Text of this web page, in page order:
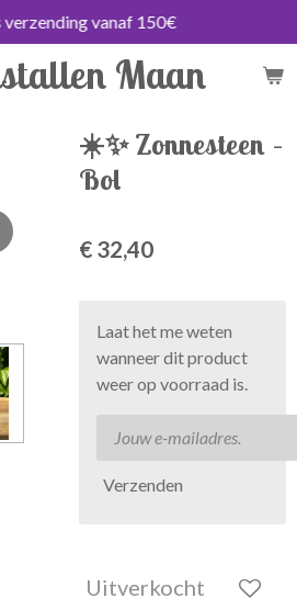
Maan
verzending vanaf 150€
☀️✨ Zonnesteen –
Bol
€ 32,40
Laat het me weten
wanneer dit product
weer op voorraad is.
Verzenden
Uitverkocht